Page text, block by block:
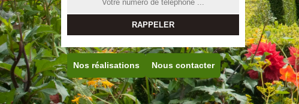
Nos réalisations Nous contacter